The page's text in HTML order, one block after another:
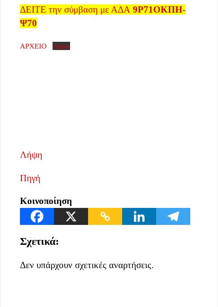
ΔΕΙΤΕ την σύμβαση με ΑΔΑ 9Ρ71ΟΚΠΗ-
Ψ70
ΑΡΧΕΙΟ Λήψη
Λήψη
Πηγή
Κοινοποίηση
Σχετικά:
Δεν υπάρχουν σχετικές αναρτήσεις.